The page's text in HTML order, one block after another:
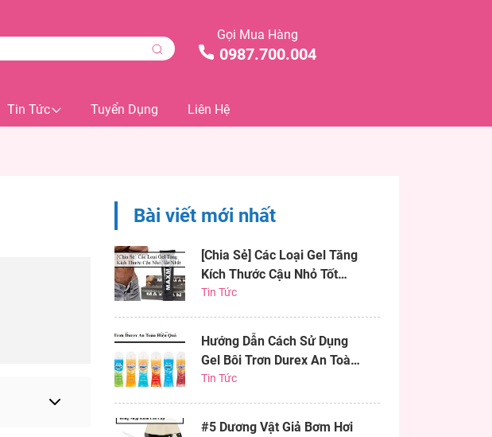
Gọi Mua Hàng
0987.700.004
Tin Tức Tuyển Dụng Liên Hệ
Bài viết mới nhất
[Chia Sẻ] Các Loại Gel Tăng
Kích Thước Cậu Nhỏ Tốt
Nhất
Tin Tức
Hướng Dẫn Cách Sử Dụng
Gel Bôi Trơn Durex An Toàn
Hiệu Quả
Tin Tức
#5 Dương Vật Giả Bơm Hơi